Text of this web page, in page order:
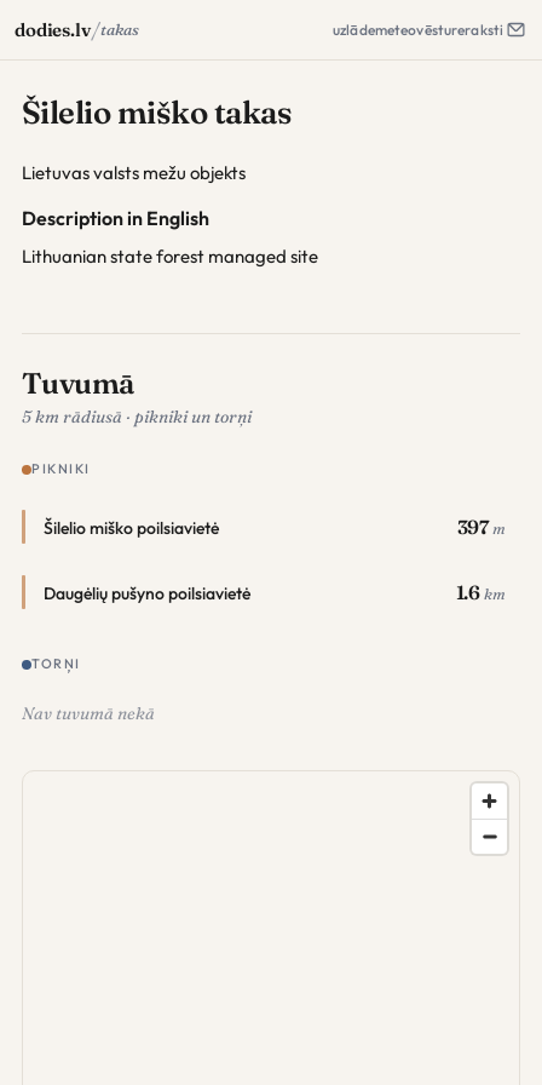
dodies.lv/takas uzlādemeteovēstureraksti
Šilelio miško takas
Lietuvas valsts mežu objekts
Description in English
Lithuanian state forest managed site
Tuvumā
5 km rādiusā · pikniki un torņi
PIKNIKI
Šilelio miško poilsiavietė 397 m
Daugėlių pušyno poilsiavietė 1.6 km
TORŅI
Nav tuvumā nekā